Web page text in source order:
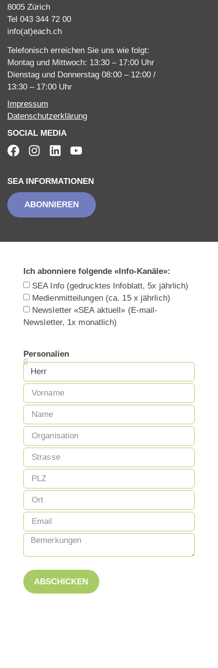
8005 Zürich
Tel 043 344 72 00
info(at)each.ch
Telefonisch erreichen Sie uns wie folgt:
Montag und Mittwoch: 13:30 – 17:00 Uhr
Dienstag und Donnerstag 08:00 – 12:00 /
13:30 – 17:00 Uhr
Impressum
Datenschutzerklärung
SOCIAL MEDIA
SEA INFORMATIONEN
ABONNIEREN
Ich abonniere folgende «Info-Kanäle»:
SEA Info (gedrucktes Infoblatt, 5x jährlich)
Medienmitteilungen (ca. 15 x jährlich)
Newsletter «SEA aktuell» (E-mail-
Newsletter, 1x monatlich)
Personalien
ABSCHICKEN